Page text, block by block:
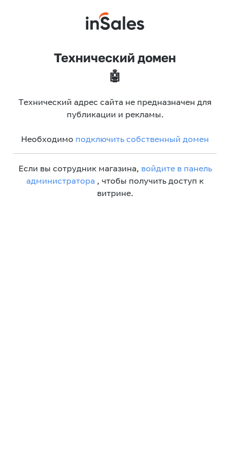
Технический домен
🤖
Технический адрес сайта не предназначен для
публикации и рекламы.
Необходимо подключить собственный домен
Если вы сотрудник магазина, войдите в панель
администратора , чтобы получить доступ к
витрине.